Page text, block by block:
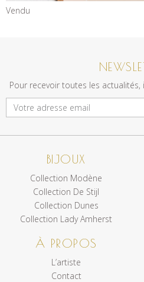
Vendu
Pour recevoir toutes les actualités,
BIJOUX
Collection Modène
Collection De Stijl
Collection Dunes
Collection Lady Amherst
À PROPOS
L’artiste
Contact